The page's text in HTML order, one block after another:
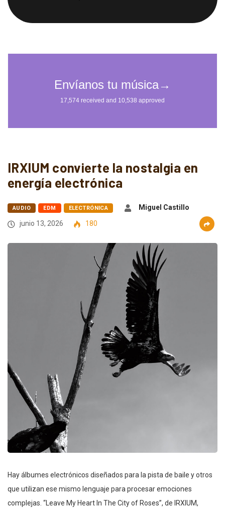
IRXIUM convierte la nostalgia en
energía electrónica
AUDIO EDM ELECTRÓNICA
Miguel Castillo
junio 13, 2026
180
Hay álbumes electrónicos diseñados para la pista de baile y otros
que utilizan ese mismo lenguaje para procesar emociones
complejas. “Leave My Heart In The City of Roses”, de IRXIUM,